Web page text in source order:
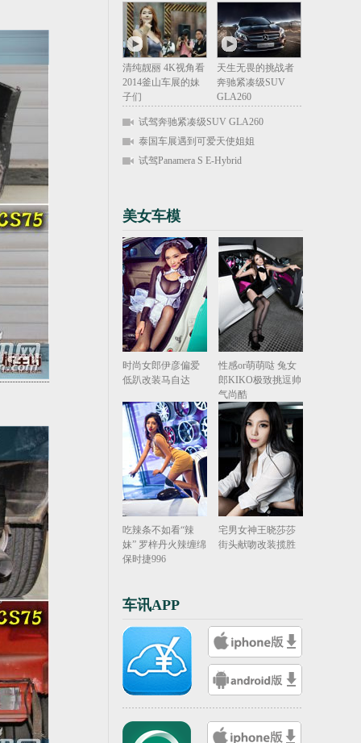
清纯靓丽 4K视角看
2014釜山车展的妹
子们
天生无畏的挑战者
奔驰紧凑级SUV
GLA260
试驾奔驰紧凑级SUV GLA260
泰国车展遇到可爱天使姐姐
试驾Panamera S E-Hybrid
美女车模
时尚女郎伊彦偏爱
低趴改装马自达
性感or萌萌哒 兔女
郎KIKO极致挑逗帅
气尚酷
吃辣条不如看“辣
妹” 罗梓丹火辣缠绵
保时捷996
宅男女神王晓莎莎
街头献吻改装揽胜
车讯APP